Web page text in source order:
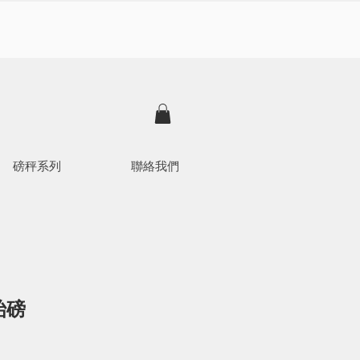
磅秤系列 聯絡我們
磅